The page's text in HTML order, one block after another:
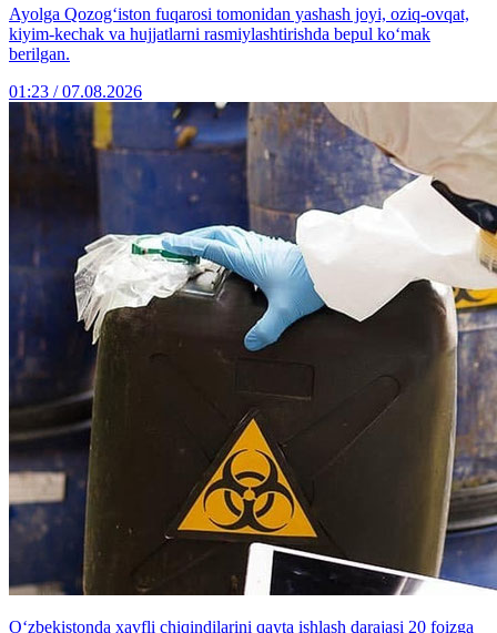
Ayolga Qozog‘iston fuqarosi tomonidan yashash joyi, oziq-ovqat,
kiyim-kechak va hujjatlarni rasmiylashtirishda bepul ko‘mak
berilgan.
01:23 / 07.08.2026
O‘zbekistonda xavfli chiqindilarini qayta ishlash darajasi 20 foizga